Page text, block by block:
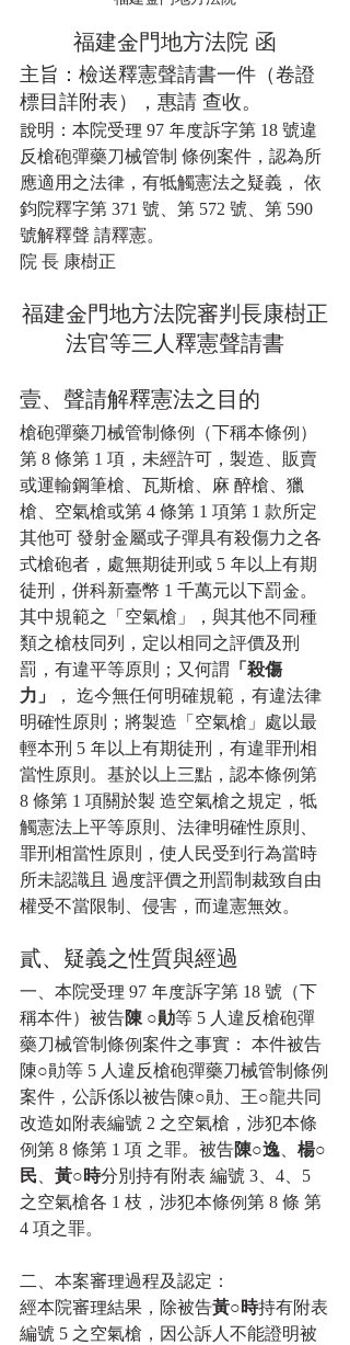
福建金門地方法院 函
主旨：檢送釋憲聲請書一件（卷證
標目詳附表），惠請 查收。
說明：本院受理 97 年度訴字第 18 號違
反槍砲彈藥刀械管制 條例案件，認為所
應適用之法律，有牴觸憲法之疑義， 依
鈞院釋字第 371 號、第 572 號、第 590
號解釋聲 請釋憲。
院 長 康樹正
福建金門地方法院審判長康樹正
法官等三人釋憲聲請書
壹、聲請解釋憲法之目的
槍砲彈藥刀械管制條例（下稱本條例）
第 8 條第 1 項，未經許可，製造、販賣
或運輸鋼筆槍、瓦斯槍、麻 醉槍、獵
槍、空氣槍或第 4 條第 1 項第 1 款所定
其他可 發射金屬或子彈具有殺傷力之各
式槍砲者，處無期徒刑或 5 年以上有期
徒刑，併科新臺幣 1 千萬元以下罰金。
其中規範之「空氣槍」，與其他不同種
類之槍枝同列，定以相同之評價及刑
罰，有違平等原則；又何謂 「殺傷
力」
， 迄今無任何明確規範，有違法律
明確性原則；將製造「空氣槍」處以最
輕本刑 5 年以上有期徒刑，有違罪刑相
當性原則。基於以上三點，認本條例第
8 條第 1 項關於製 造空氣槍之規定，牴
觸憲法上平等原則、法律明確性原則、
罪刑相當性原則，使人民受到行為當時
所未認識且 過度評價之刑罰制裁致自由
權受不當限制、侵害，而違憲無效。
貳、疑義之性質與經過
一、本院受理 97 年度訴字第 18 號（下
稱本件）被告陳 ○勛等 5 人違反槍砲彈
藥刀械管制條例案件之事實： 本件被告
陳○勛等 5 人違反槍砲彈藥刀械管制條例
案件，公訴係以被告陳○勛、王○龍共同
改造如附表編號 2 之空氣槍，涉犯本條
例第 8 條第 1 項 之罪。被告陳○逸
楊○
民
黃○時分別持有附表 編號 3、4、5
之空氣槍各 1 枝，涉犯本條例第 8 條 第
4 項之罪。
二、本案審理過程及認定：
經本院審理結果，除被告黃○時持有附表
編號 5 之空氣槍，因公訴人不能證明被